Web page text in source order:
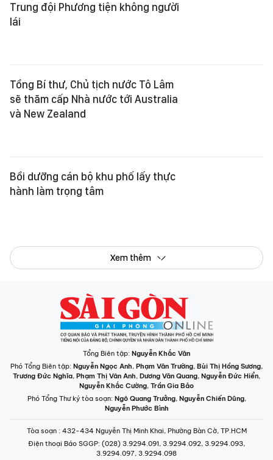
Trung đội Phương tiện không người
lái
Tổng Bí thư, Chủ tịch nước Tô Lâm
sẽ thăm cấp Nhà nước tới Australia
và New Zealand
Bồi dưỡng cán bộ khu phố lấy thực
hành làm trọng tâm
Xem thêm
Tổng Biên tập: Nguyễn Khắc Văn
Phó Tổng Biên tập: Nguyễn Ngọc Anh, Phạm Văn Trường, Bùi Thị Hồng Sương,
Trương Đức Nghĩa, Phạm Thị Vân Anh, Dương Văn Quang, Nguyễn Đức Hiển,
Nguyễn Khắc Cường, Trần Gia Bảo
Phó Tổng Thư ký tòa soạn: Ngô Quang Trưởng, Nguyễn Chiến Dũng,
Nguyễn Phước Bình
Tòa soạn : 432-434 Nguyễn Thị Minh Khai, Phường Bàn Cờ, TP.HCM
Điện thoại Báo SGGP: (028) 3.9294.091, 3.9294.092, 3.9294.093,
3.9294.097, 3.9294.098